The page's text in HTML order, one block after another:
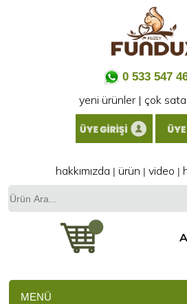
0 533 547
yeni ürünler| çok
hakkımızda | ürün | video |
MENÜ